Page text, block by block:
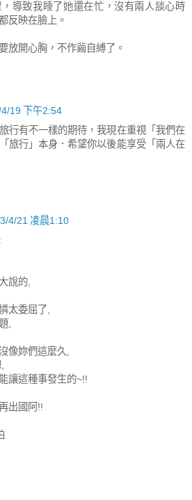
導致我睡了她還在忙，沒有兩人談心時
反映在臉上。
放開心胸，不作繭自縛了。
19 下午2:54
行有不一樣的期待，我現在重視「我們在
旅行」本身．希望你以後能享受「兩人在
4/21 凌晨1:10
說的,
太委屈了,
,
像妳們這麼久,
讓這種事發生的~!!
出國阿!!